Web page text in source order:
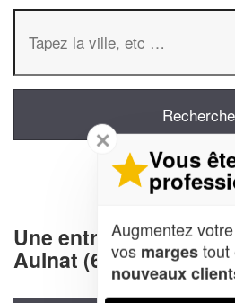
Une entreprise
Aulnat (63510)
✕
Vous
Augmentez votre
vos margestout
nouveaux